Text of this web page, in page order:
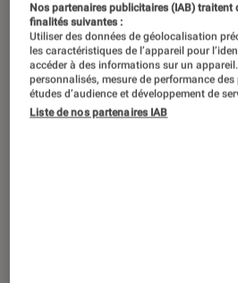
Pokémon: Let’s Go!
quelques visuels
ACTU
Jeux Vidéo Consoles • 13 juil.
Nos partenaires publicitaires (IAB) traitent
finalités suivantes :
Utiliser des données de géolocalisation
les caractéristiques de l’appareil pour
accéder à des informations sur un
personnalisés, mesure de performance
études d’audience et développement de
Liste de nos partenaires IAB